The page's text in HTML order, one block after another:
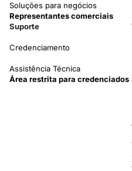
Soluções para negócios
Representantes comerciais
Suporte
Credenciamento
Assistência Técnica
Área restrita para credenciados